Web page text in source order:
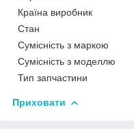
Країна виробник
Стан
Сумісність з маркою
Сумісність з моделлю
Тип запчастини
Приховати